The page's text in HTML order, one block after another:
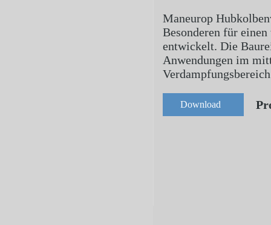
Maneurop
Besonderen für
entwickelt. Die
Anwendungen im
Download